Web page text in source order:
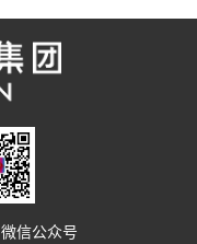
微信公众号